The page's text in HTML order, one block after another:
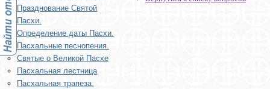
Празднование Святой
Пасхи.
Определение даты Пасхи.
Пасхальные песнопения.
Святые о Великой Пасхе
Пасхальная лестница
Пасхальная трапеза.